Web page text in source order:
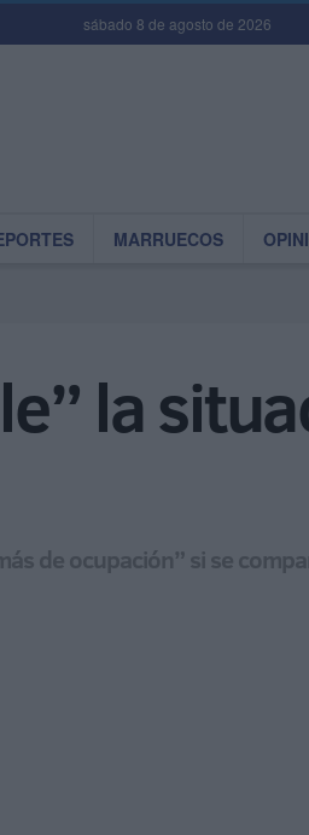
sábado 8 de agosto de 2026
MARRUECOS
la
de ocupación” si se